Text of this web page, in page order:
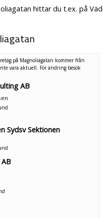
hittar du t.ex. på
på Magnoliagatan kommer från
vara aktuell. För ändring besök
AB
Sydsv Sektionen
AB